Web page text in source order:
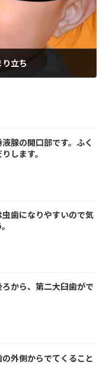
立ち
腺の開口部です。ふく
します。
歯になりやすいので気
から、第二大臼歯がで
外側からでてくること